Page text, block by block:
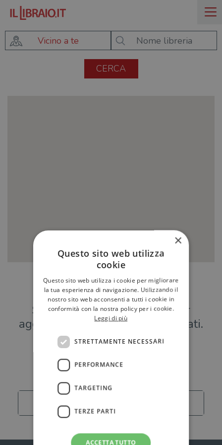
Vicino a te
Hai una libreria?
Scrivici a
per
aggiungere o modificare i tuoi dati.
Librerie
×
Questo sito web utilizza
cookie
Questo sito web utilizza i cookie per migliorare
la tua esperienza di navigazione. Utilizzando il
nostro sito web acconsenti a tutti i cookie in
conformità con la nostra policy per i cookie.
Leggi di più
STRETTAMENTE NECESSARI
PERFORMANCE
TARGETING
TERZE PARTI
ACCETTA TUTTO